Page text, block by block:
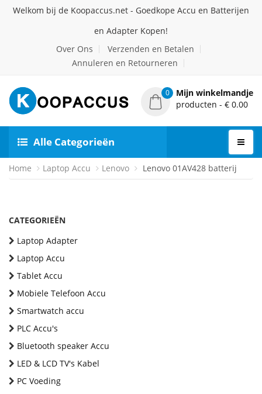
Welkom bij de Koopaccus.net - Goedkope Accu en Batterijen
en Adapter Kopen!
Over Ons
Verzenden en Betalen
Annuleren en Retourneren
0
Mijn winkelmandje
producten - € 0.00
Alle Categorieën
Home Laptop Accu Lenovo Lenovo 01AV428 batterij
CATEGORIEËN
Laptop Adapter
Laptop Accu
Tablet Accu
Mobiele Telefoon Accu
Smartwatch accu
PLC Accu's
Bluetooth speaker Accu
LED & LCD TV's Kabel
PC Voeding